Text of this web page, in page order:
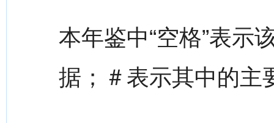
本年鉴中“空格”表示
据；＃表示其中的主